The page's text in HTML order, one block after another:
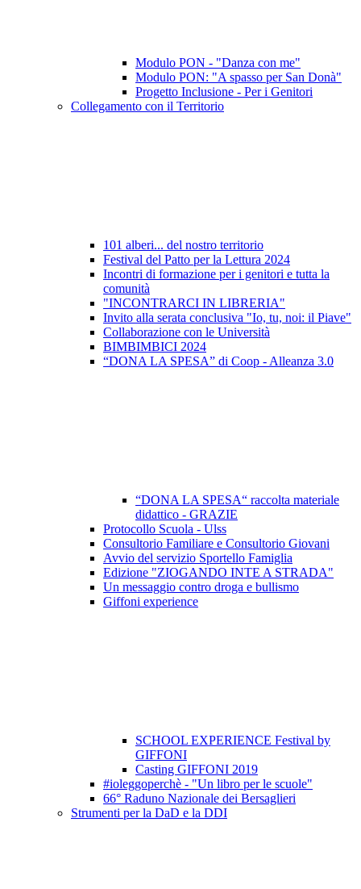
Modulo PON - "Danza con me"
Modulo PON: "A spasso per San Donà"
Progetto Inclusione - Per i Genitori
Collegamento con il Territorio
101 alberi... del nostro territorio
Festival del Patto per la Lettura 2024
Incontri di formazione per i genitori e tutta la
comunità
"INCONTRARCI IN LIBRERIA"
Invito alla serata conclusiva "Io, tu, noi: il Piave"
Collaborazione con le Università
BIMBIMBICI 2024
“DONA LA SPESA” di Coop - Alleanza 3.0
“DONA LA SPESA“ raccolta materiale
didattico - GRAZIE
Protocollo Scuola - Ulss
Consultorio Familiare e Consultorio Giovani
Avvio del servizio Sportello Famiglia
Edizione "ZIOGANDO INTE A STRADA"
Un messaggio contro droga e bullismo
Giffoni experience
SCHOOL EXPERIENCE Festival by
GIFFONI
Casting GIFFONI 2019
#ioleggoperchè - "Un libro per le scuole"
66° Raduno Nazionale dei Bersaglieri
Strumenti per la DaD e la DDI